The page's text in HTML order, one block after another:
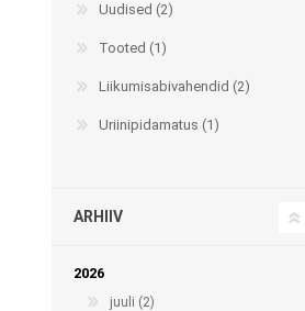
Jalgrattad
Varuosad ja lisatarvikud
Uudised (2)
Tooted (1)
Liikumisabivahendid (2)
Uriinipidamatus (1)
ARHIIV
2026
juuli (2)